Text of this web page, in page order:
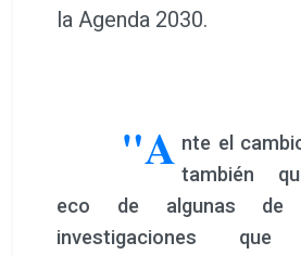
la Agenda 2030.
"A nte el
también
eco de algunas de
investigaciones